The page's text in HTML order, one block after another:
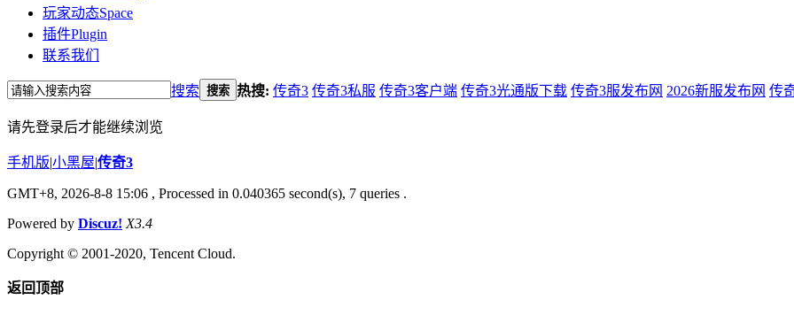
玩家动态Space
插件Plugin
联系我们
搜索 搜索 热搜: 传奇3 传奇3私服 传奇3客户端 传奇3光通版下载 传奇3服发布网 2026新服发布网 传
请先登录后才能继续浏览
手机版|小黑屋|传奇3
GMT+8, 2026-8-8 15:06 , Processed in 0.040365 second(s), 7 queries .
Powered by Discuz! X3.4
Copyright © 2001-2020, Tencent Cloud.
返回顶部